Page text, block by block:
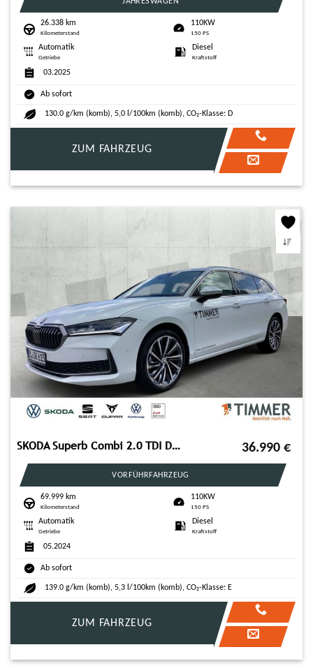
26.338 km
Kilometerstand
110KW
150 PS
Automatik
Getriebe
Diesel
Kraftstoff
03.2025
Ab sofort
130.0 g/km (komb), 5,0 l/100km (komb), CO₂-Klasse: D
ZUM FAHRZEUG
SKODA Superb Combi 2.0 TDI DSG L&K *Pano*ErgoSitze*19" 36.990 €
VORFÜHRFAHRZEUG
69.999 km
Kilometerstand
110KW
150 PS
Automatik
Getriebe
Diesel
Kraftstoff
05.2024
Ab sofort
139.0 g/km (komb), 5,3 l/100km (komb), CO₂-Klasse: E
ZUM FAHRZEUG